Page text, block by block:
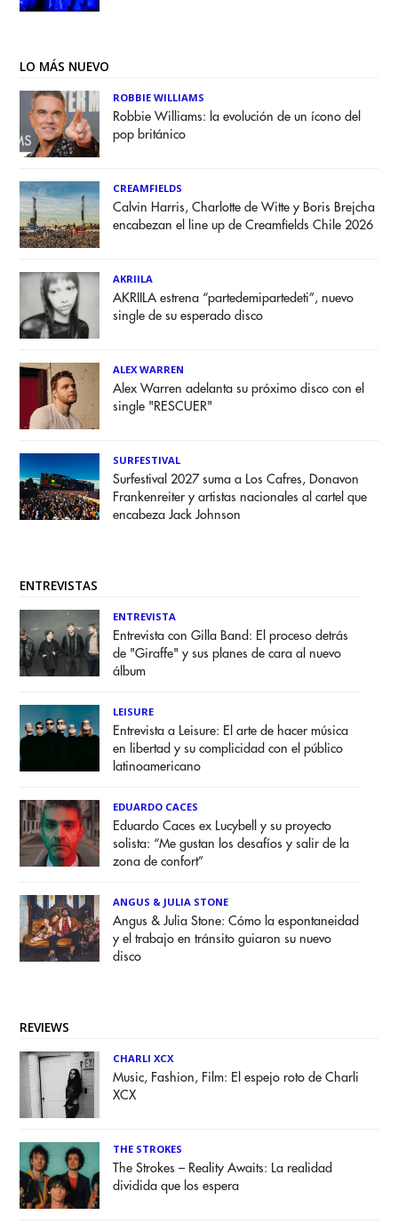
LO MÁS NUEVO
ROBBIE WILLIAMS
Robbie Williams: la evolución de un ícono del
pop británico
CREAMFIELDS
Calvin Harris, Charlotte de Witte y Boris Brejcha
encabezan el line up de Creamfields Chile 2026
AKRIILA
AKRIILA estrena “partedemipartedeti”, nuevo
single de su esperado disco
ALEX WARREN
Alex Warren adelanta su próximo disco con el
single "RESCUER"
SURFESTIVAL
Surfestival 2027 suma a Los Cafres, Donavon
Frankenreiter y artistas nacionales al cartel que
encabeza Jack Johnson
ENTREVISTAS
ENTREVISTA
Entrevista con Gilla Band: El proceso detrás
de "Giraffe" y sus planes de cara al nuevo
álbum
LEISURE
Entrevista a Leisure: El arte de hacer música
en libertad y su complicidad con el público
latinoamericano
EDUARDO CACES
Eduardo Caces ex Lucybell y su proyecto
solista: “Me gustan los desafíos y salir de la
zona de confort”
ANGUS & JULIA STONE
Angus & Julia Stone: Cómo la espontaneidad
y el trabajo en tránsito guiaron su nuevo
disco
REVIEWS
CHARLI XCX
Music, Fashion, Film: El espejo roto de Charli
XCX
THE STROKES
The Strokes – Reality Awaits: La realidad
dividida que los espera